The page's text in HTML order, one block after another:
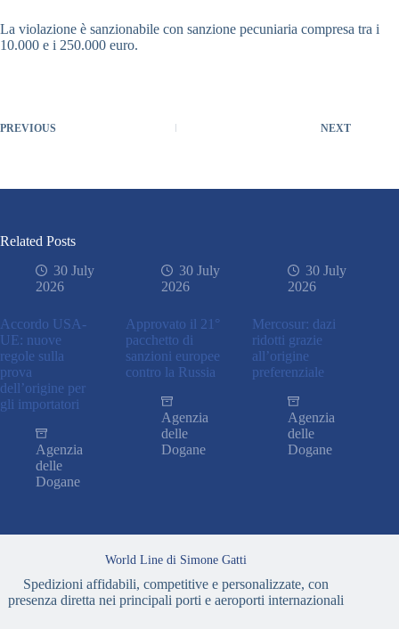
La violazione è sanzionabile con sanzione pecuniaria compresa tra i
10.000 e i 250.000 euro.
PREVIOUS NEXT
Related Posts
30 July
2026
Accordo USA-
UE: nuove
regole sulla
prova
dell’origine per
gli importatori
Agenzia
delle
Dogane
30 July
2026
Approvato il 21°
pacchetto di
sanzioni europee
contro la Russia
Agenzia
delle
Dogane
30 July
2026
Mercosur: dazi
ridotti grazie
all’origine
preferenziale
Agenzia
delle
Dogane
World Line di Simone Gatti
Spedizioni affidabili, competitive e personalizzate, con
presenza diretta nei principali porti e aeroporti internazionali